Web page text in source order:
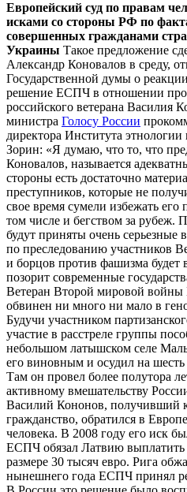
Европейский суд по правам
исками со стороны РФ по
совершенных гражданами
Украины Такое предложение
Александр Коновалов в среду,
Государственной думы о
решение ЕСПЧ в отношении
российского ветерана Василия
министра Голосу России
директора Института
Зорин: «Я думаю, что то, что
Коновалов, называется
стороны есть достаточно
преступников, которые не
свое время сумели избежать
том числе и бегством за рубеж.
будут приняты очень
по преследованию участников
и борцов против фашизма будет
позорит современные
Ветеран Второй мировой
обвинен ни много ни мало в
Будучи участником
участие в расстреле группы
небольшом латышском селе
его виновным и осудил на
Там он провел более полутора
активному вмешательству
Василий Кононов, получивший
гражданство, обратился в
человека. В 2008 году его иск
ЕСПЧ обязал Латвию выплатить
размере 30 тысяч евро. Рига
нынешнего года ЕСПЧ принял